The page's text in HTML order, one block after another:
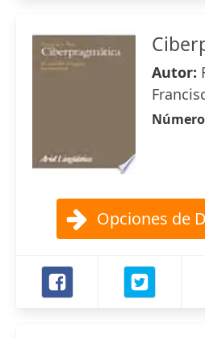
Autor:
Opciones de